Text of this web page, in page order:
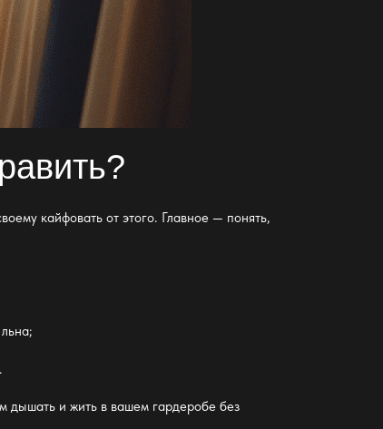
кайфовать от этого. Главное — понять,
льна;
дышать и жить в вашем гардеробе без